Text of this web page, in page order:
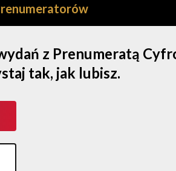
z Prenumeratą
tak, jak lubisz.